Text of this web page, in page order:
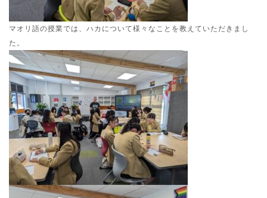
マオリ語の授業では、ハカについて様々なことを教えていただきまし
た。